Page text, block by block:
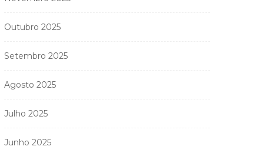
Outubro 2025
Setembro 2025
Agosto 2025
Julho 2025
Junho 2025